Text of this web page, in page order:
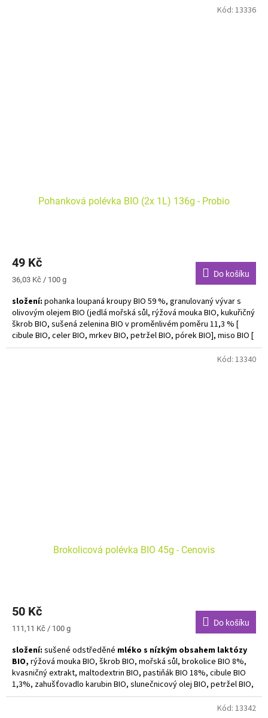
Pohanková polévka BIO (2x 1L) 136g - Probio
49 Kč
Měrná
36,03 Kč / 100 g
Do košíku
složení: pohanka loupaná kroupy BIO 59 %, granulovaný vývar s
olivovým olejem BIO (jedlá mořská sůl, rýžová mouka BIO, kukuřičný
škrob BIO, sušená zelenina BIO v proměnlivém poměru 11,3 % [
cibule BIO, celer BIO, mrkev BIO, petržel BIO, pórek BIO], miso BIO [
sója BIO, rýže BIO, pitná voda, jedlá sůl, koji]
Kód: 13336
Brokolicová polévka BIO 45g - Cenovis
50 Kč
Měrná
111,11 Kč / 100 g
Do košíku
složení: sušené odstředěné mléko s nízkým obsahem laktózy
BIO, rýžová mouka BIO, škrob BIO, mořská sůl, brokolice BIO 8%,
kvasničný extrakt, maltodextrin BIO, pastiňák BIO 18%, cibule BIO
1,3%, zahušťovadlo karubin BIO, slunečnicový olej BIO, petržel BIO,
kurkuma BIO, libeček list BIO, muškátový květ BIO, kůra z
Kód: 13340
Kód: 13342